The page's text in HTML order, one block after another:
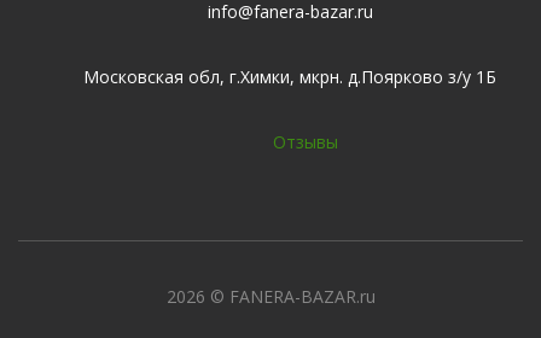
info@fanera-bazar.ru
Московская обл, г.Химки, мкрн. д.Поярково з/у 1Б
Отзывы
2026 © FANERA-BAZAR.ru